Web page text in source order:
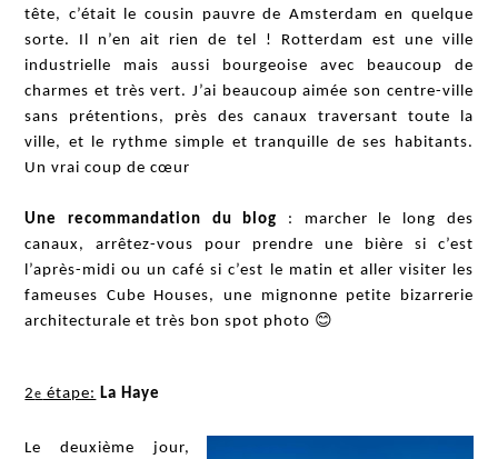
tête, c’était le cousin pauvre de Amsterdam en quelque
sorte. Il n’en ait rien de tel ! Rotterdam est une ville
industrielle mais aussi bourgeoise avec beaucoup de
charmes et très vert. J’ai beaucoup aimée son centre-ville
sans prétentions, près des canaux traversant toute la
ville, et le rythme simple et tranquille de ses habitants.
Un vrai coup de cœur
Une recommandation du blog : marcher le long des
canaux, arrêtez-vous pour prendre une bière si c’est
l’après-midi ou un café si c’est le matin et aller visiter les
fameuses Cube Houses, une mignonne petite bizarrerie
architecturale et très bon spot photo 😊
2e étape: La Haye
Le deuxième jour,